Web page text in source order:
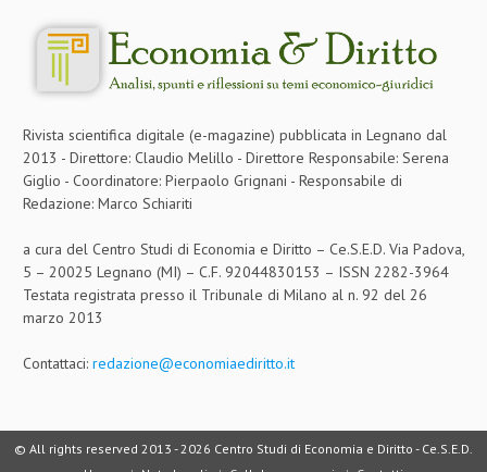
CFC E PARADISI FISCALI
TRANSFER PRICING
PRASSI
AMMINISTRATIVA
GIURISPRUDENZA
EUROPEA
PENALE
Rivista scientifica digitale (e-magazine) pubblicata in Legnano dal
2013 - Direttore: Claudio Melillo - Direttore Responsabile: Serena
Giglio - Coordinatore: Pierpaolo Grignani - Responsabile di
Redazione: Marco Schiariti
a cura del Centro Studi di Economia e Diritto – Ce.S.E.D. Via Padova,
5 – 20025 Legnano (MI) – C.F. 92044830153 – ISSN 2282-3964
Testata registrata presso il Tribunale di Milano al n. 92 del 26
marzo 2013
Contattaci: redazione@economiaediritto.it
© All rights reserved 2013 - 2026 Centro Studi di Economia e Diritto - Ce.S.E.D.